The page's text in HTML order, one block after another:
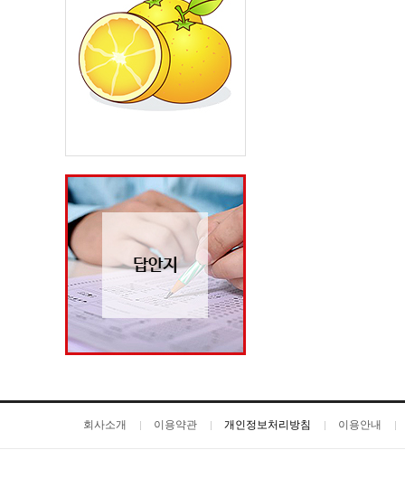
회사소개 이용약관 개인정보처리방침 이용안내